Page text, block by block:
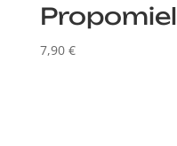
Propomiel
7,90 €